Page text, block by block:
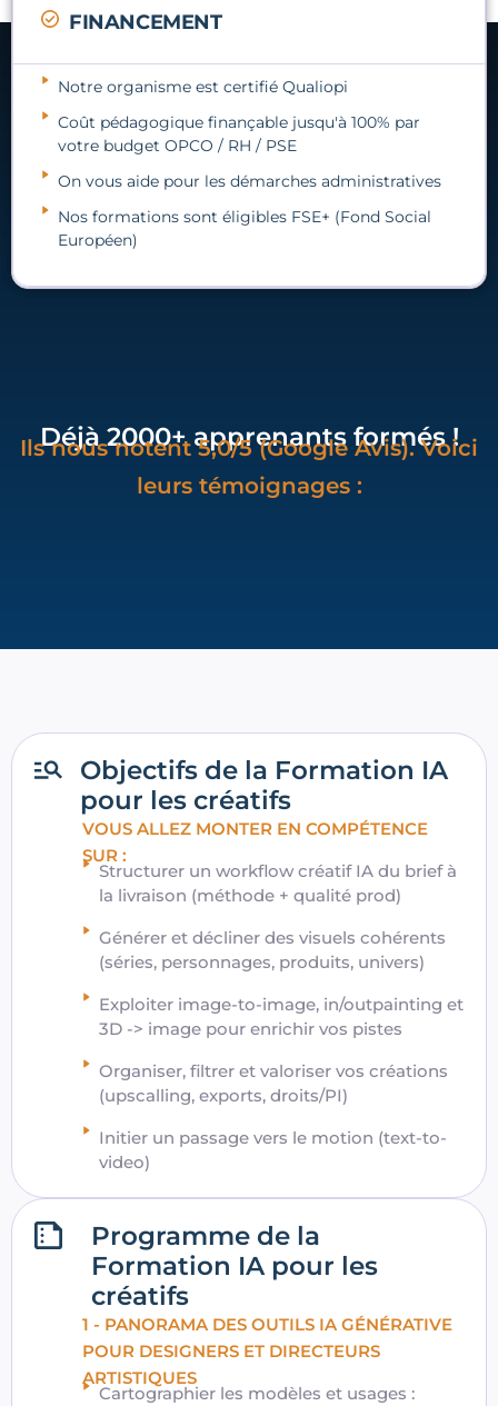
FINANCEMENT
Notre organisme est certifié Qualiopi
Coût pédagogique finançable jusqu'à 100% par
votre budget OPCO / RH / PSE
On vous aide pour les démarches administratives
Nos formations sont éligibles FSE+ (Fond Social
Européen)
Déjà 2000+ apprenants formés !
Ils nous notent 5,0/5 (Google Avis). Voici
leurs témoignages :
Objectifs de la Formation IA
pour les créatifs
VOUS ALLEZ MONTER EN COMPÉTENCE
SUR :
Structurer un workflow créatif IA du brief à
la livraison (méthode + qualité prod)
Générer et décliner des visuels cohérents
(séries, personnages, produits, univers)
Exploiter image-to-image, in/outpainting et
3D -> image pour enrichir vos pistes
Organiser, filtrer et valoriser vos créations
(upscalling, exports, droits/PI)
Initier un passage vers le motion (text-to-
video)
Programme de la
Formation IA pour les
créatifs
1 - PANORAMA DES OUTILS IA GÉNÉRATIVE
POUR DESIGNERS ET DIRECTEURS
ARTISTIQUES
Cartographier les modèles et usages :